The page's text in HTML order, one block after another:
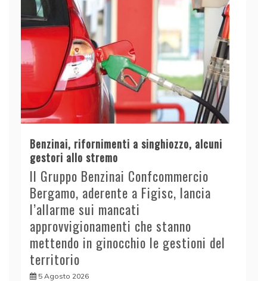
Benzinai, rifornimenti a singhiozzo, alcuni
gestori allo stremo
Il Gruppo Benzinai Confcommercio
Bergamo, aderente a Figisc, lancia
l’allarme sui mancati
approvvigionamenti che stanno
mettendo in ginocchio le gestioni del
territorio
5 Agosto 2026